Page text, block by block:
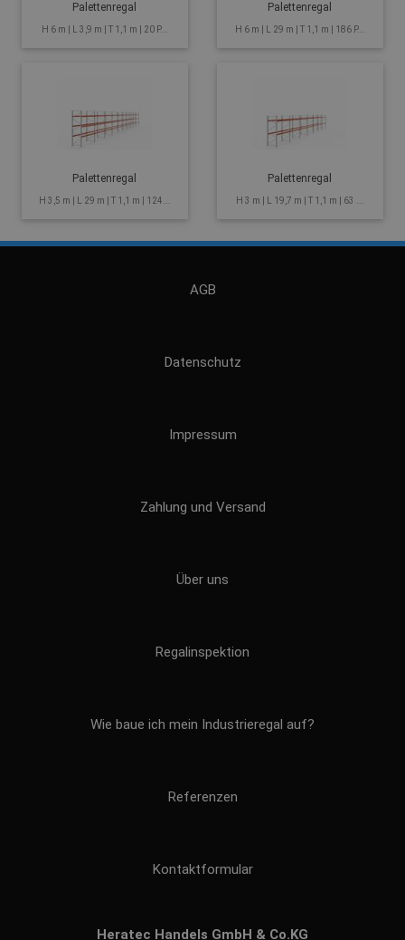
Palettenregal
H 6 m | L 3,9 m | T 1,1 m | 20 P...
Palettenregal
H 6 m | L 29 m | T 1,1 m | 186 P...
Palettenregal
H 3,5 m | L 29 m | T 1,1 m | 124...
Palettenregal
H 3 m | L 19,7 m | T 1,1 m | 63 ...
AGB
Datenschutz
Impressum
Zahlung und Versand
Über uns
Regalinspektion
Wie baue ich mein Industrieregal auf?
Referenzen
Kontaktformular
Heratec Handels GmbH & Co.KG